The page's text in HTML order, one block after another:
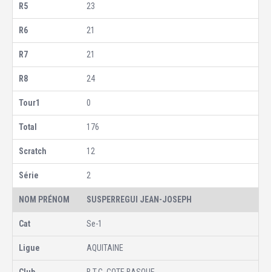
23
21
21
24
0
176
12
2
SUSPERREGUI JEAN-JOSEPH
Se-1
AQUITAINE